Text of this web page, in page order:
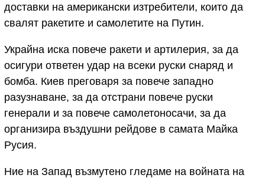
доставки на американски изтребители, които да
свалят ракетите и самолетите на Путин.
Украйна иска повече ракети и артилерия, за да
осигури ответен удар на всеки руски снаряд и
бомба. Киев преговаря за повече западно
разузнаване, за да отстрани повече руски
генерали и за повече самолетоносачи, за да
организира въздушни рейдове в самата Майка
Русия.
Ние на Запад възмутено гледаме на войната на